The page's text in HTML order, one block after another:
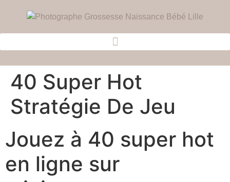
40 Super Hot
Stratégie De Jeu
Jouez à 40 super hot
en ligne sur